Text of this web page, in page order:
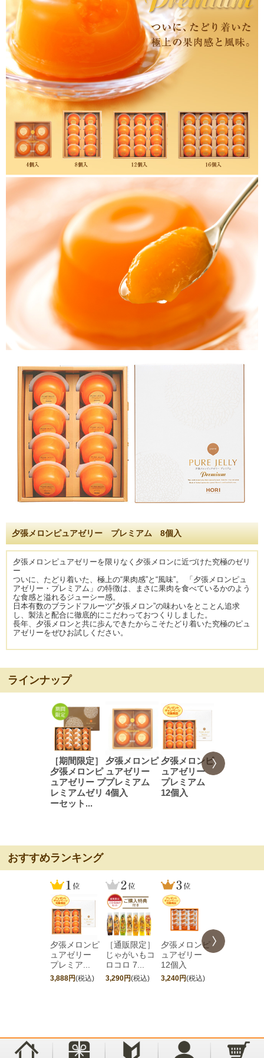
夕張メロンピュアゼリー プレミアム 8個入
夕張メロンピュアゼリーを限りなく夕張メロンに近づけた究極のゼリ
ー
ついに、たどり着いた、極上の“果肉感”と“風味”。 「夕張メロンピュ
アゼリー・プレミアム」の特徴は、まさに果肉を食べているかのよう
な食感と溢れるジューシー感。
日本有数のブランドフルーツ“夕張メロン”の味わいをとことん追求
し、製法と配合に徹底的にこだわっておつくりしました。
長年、夕張メロンと共に歩んできたからこそたどり着いた究極のピュ
アゼリーをぜひお試しください。
ラインナップ
［期間限定］
夕張メロンピ
ュアゼリー プ
レミアムゼリ
ーセット...
夕張メロンピ
ュアゼリー
プレミアム
4個入
夕張メロンピ
ュアゼリー
プレミアム
12個入
夕張メロン
ュアゼリ
おすすめランキング
夕張メロンピ
ュアゼリー
プレミア...
3,888円(税込)
［通販限定］
じゃがいもコ
ロコロ 7...
3,290円(税込)
夕張メロンピ
ュアゼリー
12個入
3,240円(税込)
［期間限定
夕張メロン